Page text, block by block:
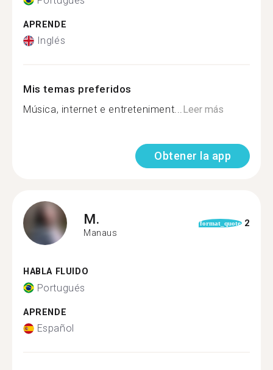
APRENDE
Inglés
Mis temas preferidos
Música, internet e entreteniment...Leer más
Obtener la app
M.
Manaus
format_quote 2
HABLA FLUIDO
Portugués
APRENDE
Español